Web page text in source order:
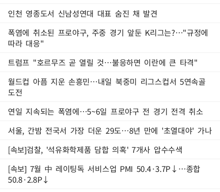
인천 영종도서 신남성연대 대표 숨진 채 발견
폭염에 취소된 프로야구, 주중 경기 앞둔 K리그는?…"규정에
따라 대응"
트럼프 "호르무즈 곧 열릴 것…불응하면 이란에 큰 타격"
월드컵 아픔 지운 손흥민…내일 북중미 리그스컵서 5연속골
도전
연일 지속되는 폭염에…5~6일 프로야구 전 경기 전격 취소
서울, 간밤 전국서 가장 더운 29도…8년 만에 '초열대야' 가나
[속보]검찰, '석유화학제품 담합 의혹' 7개사 압수수색
[속보] 7월 中 레이팅독 서비스업 PMI 50.4·3.7P↓…종합
50.8·2.8P↓